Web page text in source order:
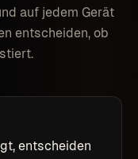
auf jedem Gerät
entscheiden, ob
entscheiden